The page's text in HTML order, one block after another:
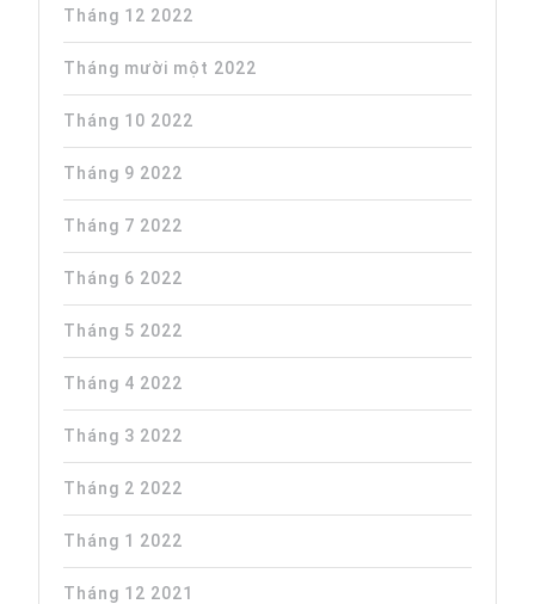
Tháng 12 2022
Tháng mười một 2022
Tháng 10 2022
Tháng 9 2022
Tháng 7 2022
Tháng 6 2022
Tháng 5 2022
Tháng 4 2022
Tháng 3 2022
Tháng 2 2022
Tháng 1 2022
Tháng 12 2021